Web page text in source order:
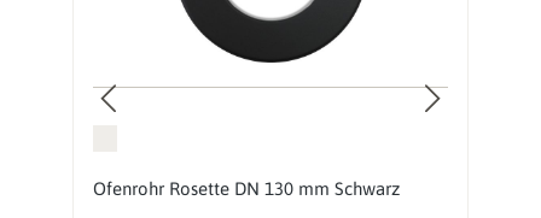
Ofenrohr Rosette DN 130 mm Schwarz